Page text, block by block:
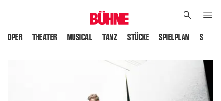
OPER THEATER MUSICAL TANZ STÜCKE SPIELPLAN